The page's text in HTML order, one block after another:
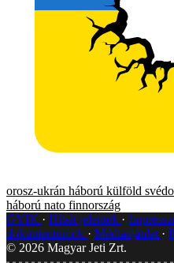
orosz-ukrán háború külföld
háború nato finnország
GYIK
Hibát jelentek
dokumentumok
Médiaajánlat
© 2026 Magyar Jeti Zrt.